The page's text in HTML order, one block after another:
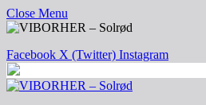
Close Menu
Facebook X (Twitter) Instagram